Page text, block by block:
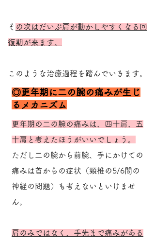
​ その次はだいぶ肩が動かしやすくなる回
復期が来ます。
​このような治癒過程を踏んでいきます。
​◎更年期に二の腕の痛みが生じ
るメカニズム
更年期の二の腕の痛みは、四十肩、五
十肩と考えたほうがいいでしょう。
ただし二の腕から前腕、手にかけての
痛みは首からの症状（頸椎の5/6間の
神経の問題）も考えないといけませ
ん。
肩のみではなく、手先まで痛みがある